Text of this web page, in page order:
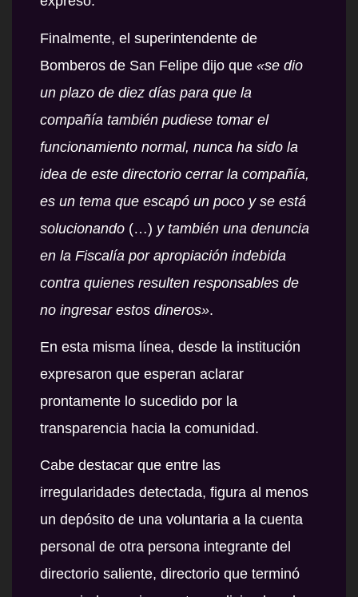
Finalmente, el superintendente de
Bomberos de San Felipe dijo que «se dio
un plazo de diez días para que la
compañía también pudiese tomar el
funcionamiento normal, nunca ha sido la
idea de este directorio cerrar la compañía,
es un tema que escapó un poco y se está
solucionando (…) y también una denuncia
en la Fiscalía por apropiación indebida
contra quienes resulten responsables de
no ingresar estos dineros».
En esta misma línea, desde la institución
expresaron que esperan aclarar
prontamente lo sucedido por la
transparencia hacia la comunidad.
Cabe destacar que entre las
irregularidades detectada, figura al menos
un depósito de una voluntaria a la cuenta
personal de otra persona integrante del
directorio saliente, directorio que terminó